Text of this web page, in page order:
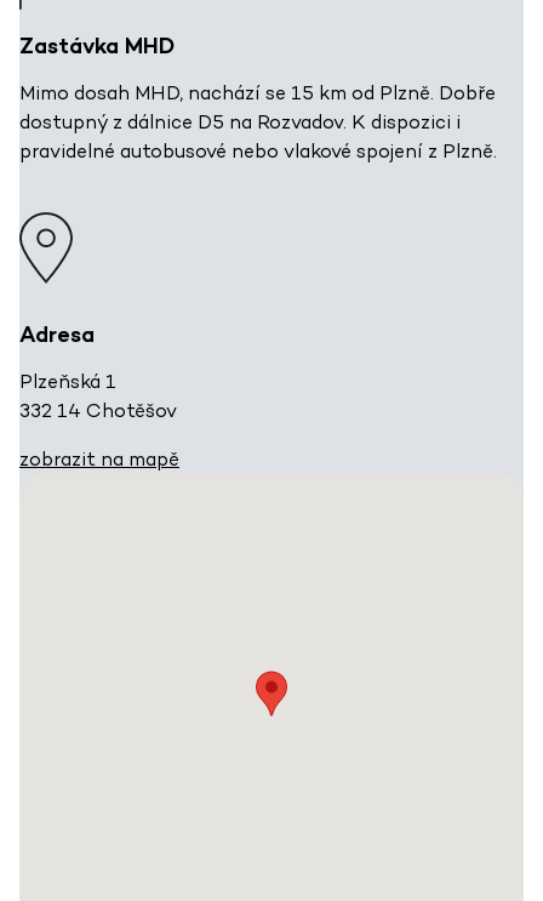
Zastávka MHD
Mimo dosah MHD, nachází se 15 km od Plzně. Dobře
dostupný z dálnice D5 na Rozvadov. K dispozici i
pravidelné autobusové nebo vlakové spojení z Plzně.
Adresa
Plzeňská 1
332 14 Chotěšov
zobrazit na mapě